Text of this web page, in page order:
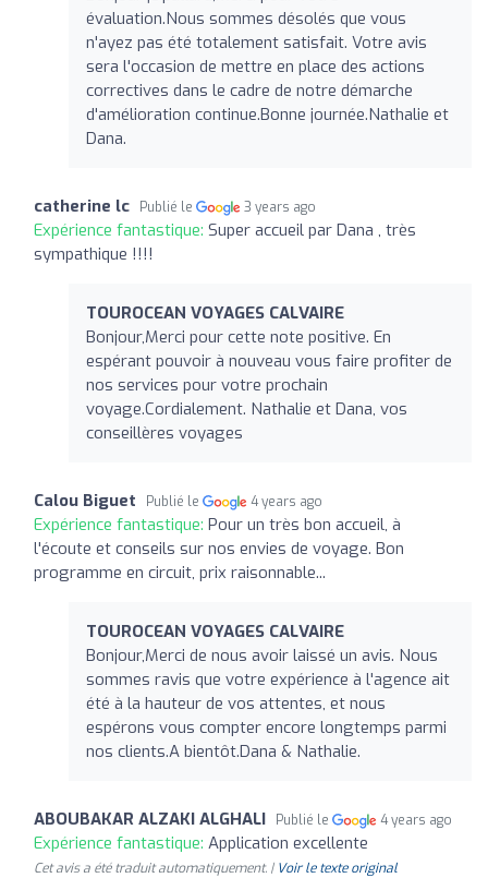
évaluation.Nous sommes désolés que vous
n'ayez pas été totalement satisfait. Votre avis
sera l'occasion de mettre en place des actions
correctives dans le cadre de notre démarche
d'amélioration continue.Bonne journée.Nathalie et
Dana.
catherine lc Publié le 3 years ago
Expérience fantastique: Super accueil par Dana , très
sympathique !!!!
TOUROCEAN VOYAGES CALVAIRE
Bonjour,Merci pour cette note positive. En
espérant pouvoir à nouveau vous faire profiter de
nos services pour votre prochain
voyage.Cordialement. Nathalie et Dana, vos
conseillères voyages
Calou Biguet Publié le 4 years ago
Expérience fantastique: Pour un très bon accueil, à
l'écoute et conseils sur nos envies de voyage. Bon
programme en circuit, prix raisonnable...
TOUROCEAN VOYAGES CALVAIRE
Bonjour,Merci de nous avoir laissé un avis. Nous
sommes ravis que votre expérience à l'agence ait
été à la hauteur de vos attentes, et nous
espérons vous compter encore longtemps parmi
nos clients.A bientôt.Dana & Nathalie.
ABOUBAKAR ALZAKI ALGHALI Publié le 4 years ago
Expérience fantastique: Application excellente
Cet avis a été traduit automatiquement. | Voir le texte original